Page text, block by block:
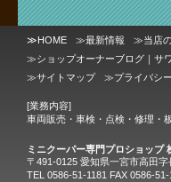
≫HOME ≫最新情報 ≫当店
≫ショップオーナーブログ｜サ
≫サイトマップ ≫プライバシ
[業務内容]
車両販売・車検・点検・修理・
ミニクーパー専門プロショップ
〒491-0125 愛知県一宮市高田字
TEL 0586-51-1181 FAX 0586-51-